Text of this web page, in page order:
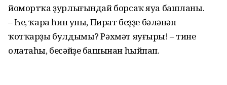
йомортҡа ҙурлығындай борсаҡ яуа башланы.
– Һе, ҡара һин уны, Пират беҙҙе бәләнән
ҡотҡарҙы булдымы? Рәхмәт яуғыры! – тине
олатаһы, бесәйҙе башынан һый­пап.